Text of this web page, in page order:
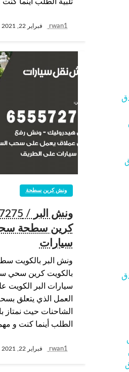
rwan1 فبراير 22, 2021
ونش كرين سطحة
كرين سطحة
سيارات
ونش البر بالكويت
بالكويت كرين سحي
سيارات البر الكويت
العمل الذي يتعلق
الشاحنات حيث نمتاز
الطلب أينما كنت و
rwan1 فبراير 22, 2021